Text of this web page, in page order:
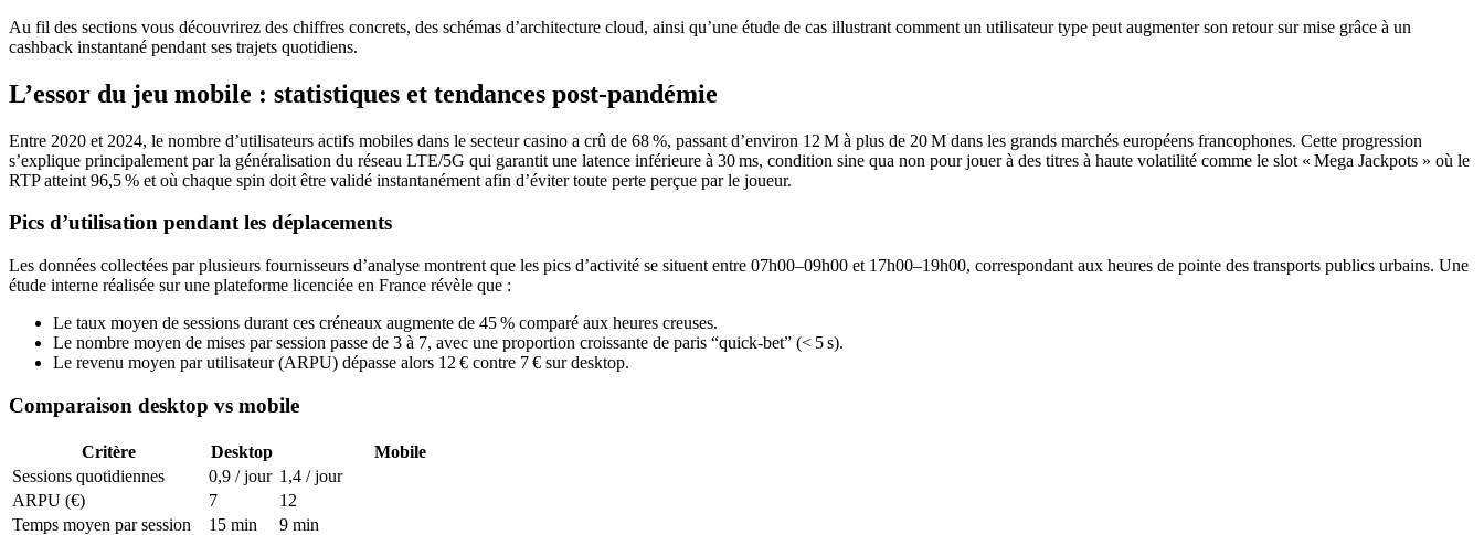
Au fil des sections vous découvrirez des chiffres concrets, des schémas d’architecture cloud, ainsi qu’une étude de cas illustrant comment un utilisateur type peut augmenter son retour sur mise grâce à un
cashback instantané pendant ses trajets quotidiens.
L’essor du jeu mobile : statistiques et tendances post‑pandémie
Entre 2020 et 2024, le nombre d’utilisateurs actifs mobiles dans le secteur casino a crû de 68 %, passant d’environ 12 M à plus de 20 M dans les grands marchés européens francophones. Cette progression
s’explique principalement par la généralisation du réseau LTE/5G qui garantit une latence inférieure à 30 ms, condition sine qua non pour jouer à des titres à haute volatilité comme le slot « Mega Jackpots » où le
RTP atteint 96,5 % et où chaque spin doit être validé instantanément afin d’éviter toute perte perçue par le joueur.
Pics d’utilisation pendant les déplacements
Les données collectées par plusieurs fournisseurs d’analyse montrent que les pics d’activité se situent entre 07h00–09h00 et 17h00–19h00, correspondant aux heures de pointe des transports publics urbains. Une
étude interne réalisée sur une plateforme licenciée en France révèle que :
Le taux moyen de sessions durant ces créneaux augmente de 45 % comparé aux heures creuses.
Le nombre moyen de mises par session passe de 3 à 7, avec une proportion croissante de paris “quick‑bet” (< 5 s).
Le revenu moyen par utilisateur (ARPU) dépasse alors 12 € contre 7 € sur desktop.
Comparaison desktop vs mobile
Critère Desktop
Mobile
Sessions quotidiennes
0,9 / jour 1,4 / jour
ARPU (€)
7
12
Temps moyen par session
15 min
9 min